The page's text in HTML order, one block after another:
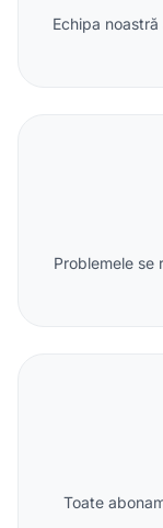
Echipa
Problemele se
Toate